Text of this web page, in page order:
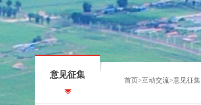
意见征集
首页 >互动交流>意见征集